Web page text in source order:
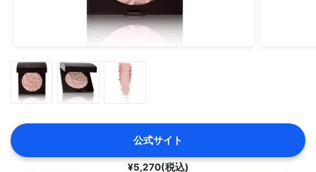
公式サイト
¥5,270(税込)